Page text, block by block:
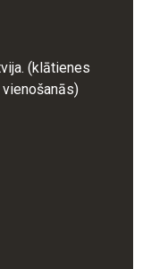
(klātienes